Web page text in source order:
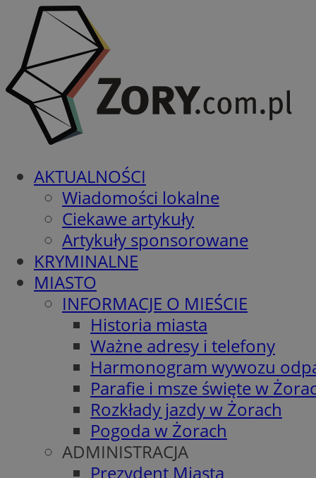
AKTUALNOŚCI
Wiadomości lokalne
Ciekawe artykuły
Artykuły sponsorowane
KRYMINALNE
MIASTO
INFORMACJE O MIEŚCIE
Historia miasta
Ważne adresy i telefony
Harmonogram wywozu
Parafie i msze święte w
Rozkłady jazdy w Żorach
Pogoda w Żorach
ADMINISTRACJA
Prezydent Miasta